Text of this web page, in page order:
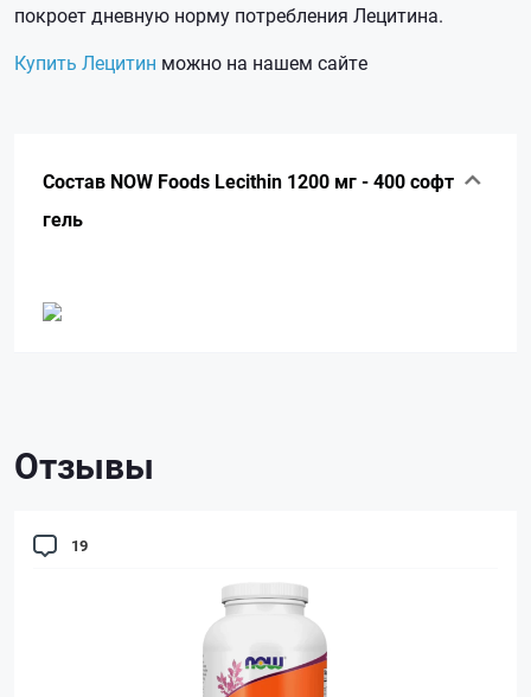
покроет дневную норму потребления Лецитина.
Купить Лецитин можно на нашем сайте
Состав NOW Foods Lecithin 1200 мг - 400 софт
гель
Отзывы
19